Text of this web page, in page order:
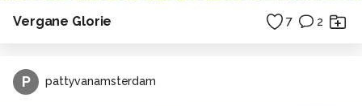
Vergane Glorie 7 2
P pattyvanamsterdam